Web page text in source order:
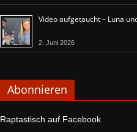
Video aufgetaucht – Luna
2. Juni 2026
Abonnieren
Raptastisch auf Facebook